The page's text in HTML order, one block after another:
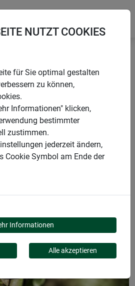
Pflanzenstecker
NUTZT COOKIES
für Sie optimal gestalten
zu können,
Informationen" klicken,
bestimmter
zustimmen.
jederzeit ändern,
Cookie Symbol am Ende der
Informationen
Alle akzeptieren